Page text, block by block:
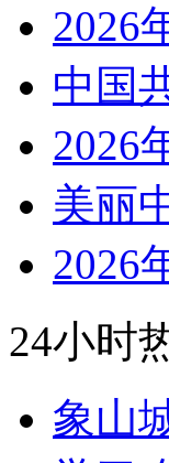
2026
中国
2026
美丽
2026
24小时
象山